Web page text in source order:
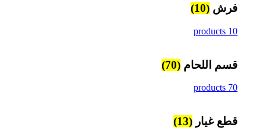
فرش (10)
10 products
قسم اللحام (70)
70 products
قطع غيار (13)